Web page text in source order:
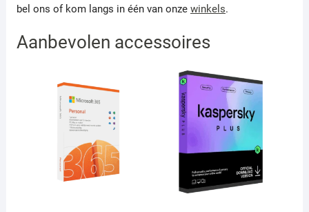
bel ons of kom langs in één van onze winkels.
Aanbevolen accessoires